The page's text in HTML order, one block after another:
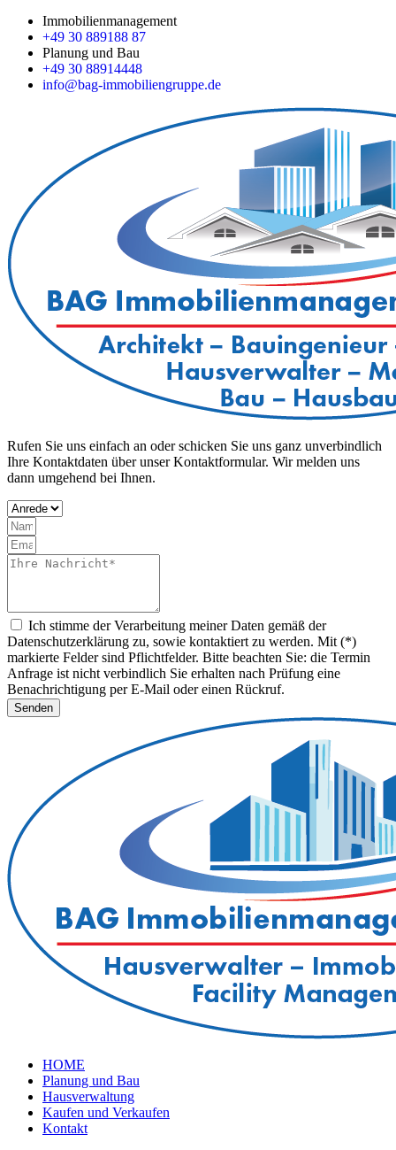
Immobilienmanagement
+49 30 889188 87
Planung und Bau
+49 30 88914448
info@bag-immobiliengruppe.de
Rufen Sie uns einfach an oder schicken Sie uns ganz unverbindlich
Ihre Kontaktdaten über unser Kontaktformular. Wir melden uns
dann umgehend bei Ihnen.
Ich stimme der Verarbeitung meiner Daten gemäß der
Datenschutzerklärung zu, sowie kontaktiert zu werden. Mit (*)
markierte Felder sind Pflichtfelder. Bitte beachten Sie: die Termin
Anfrage ist nicht verbindlich Sie erhalten nach Prüfung eine
Benachrichtigung per E-Mail oder einen Rückruf.
Senden
HOME
Planung und Bau
Hausverwaltung
Kaufen und Verkaufen
Kontakt